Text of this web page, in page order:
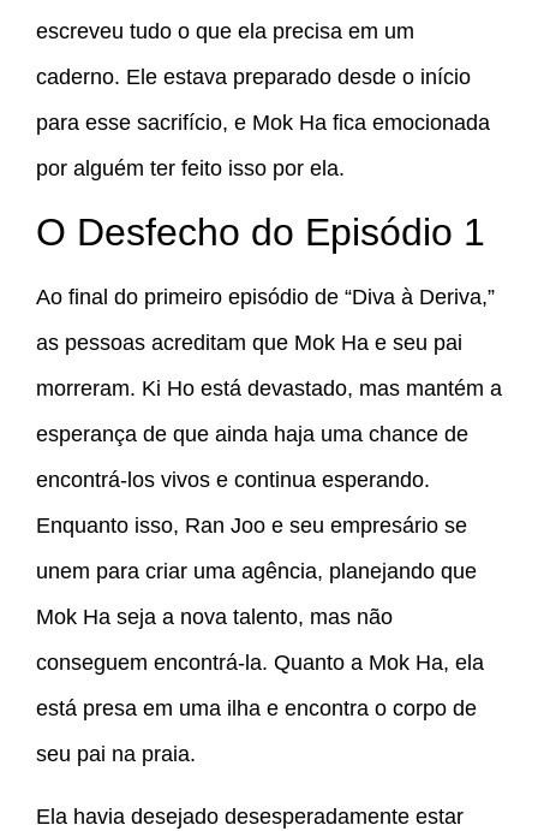
escreveu tudo o que ela precisa em um
caderno. Ele estava preparado desde o início
para esse sacrifício, e Mok Ha fica emocionada
por alguém ter feito isso por ela.
O Desfecho do Episódio 1
Ao final do primeiro episódio de “Diva à Deriva,”
as pessoas acreditam que Mok Ha e seu pai
morreram. Ki Ho está devastado, mas mantém a
esperança de que ainda haja uma chance de
encontrá-los vivos e continua esperando.
Enquanto isso, Ran Joo e seu empresário se
unem para criar uma agência, planejando que
Mok Ha seja a nova talento, mas não
conseguem encontrá-la. Quanto a Mok Ha, ela
está presa em uma ilha e encontra o corpo de
seu pai na praia.
Ela havia desejado desesperadamente estar